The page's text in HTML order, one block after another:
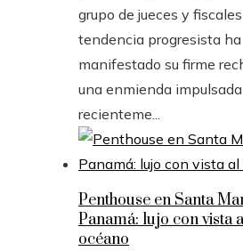
grupo de jueces y
tendencia progresista ha
manifestado su firme
una enmienda impulsada
recienteme...
Penthouse en Santa
Panamá: lujo con vista
océano